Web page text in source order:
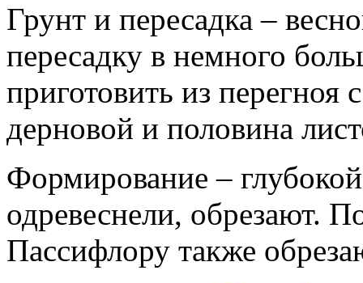
Грунт и пересадка –
пересадку в немного
приготовить из перегноя
дерновой и половина
Формирование –
одревеснели, обрезают.
Пассифлору также